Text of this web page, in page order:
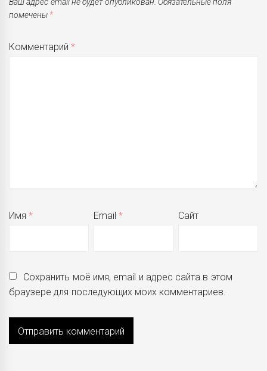
помечены *
Комментарий*
Имя* Email* Сайт
Сохранить моё имя, email и адрес сайта в этом
браузере для последующих моих комментариев.